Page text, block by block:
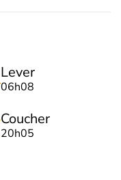
Lever
06h08
Coucher
20h05